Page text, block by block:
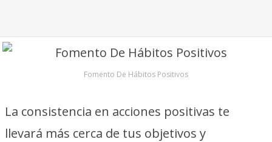
Fomento De Hábitos Positivos
La consistencia en acciones positivas te
llevará más cerca de tus objetivos y